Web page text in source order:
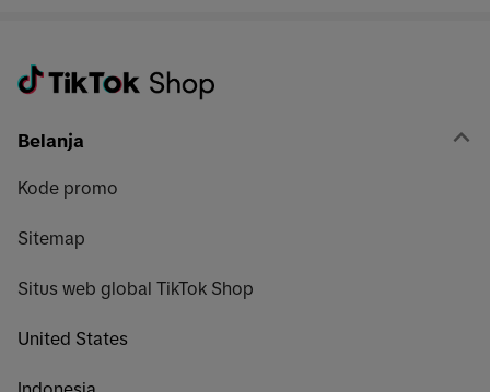
Belanja
Kode promo
Sitemap
Situs web global TikTok Shop
United States